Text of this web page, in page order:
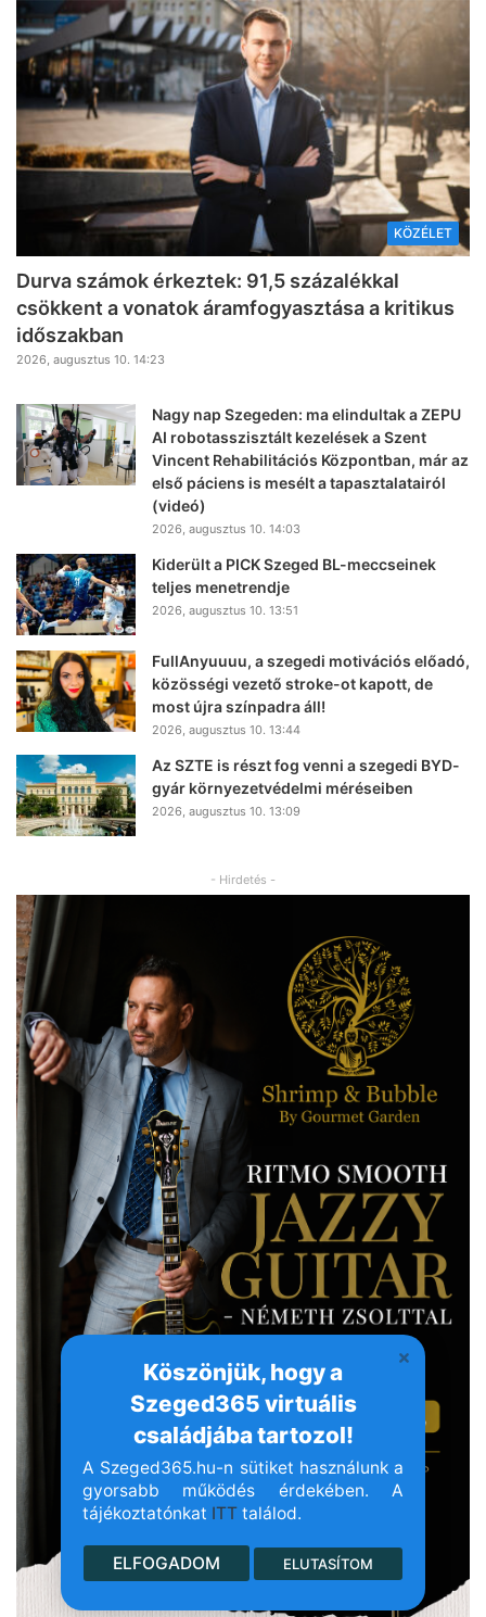
Köszönjük, hogy a
Szeged365 virtuális
családjába tartozol!
A Szeged365.hu-n sütiket használunk a
gyorsabb működés érdekében. A
tájékoztatónkat ITT találod.
ELFOGADOM ELUTASÍTOM
KÖZÉLET
Durva számok érkeztek: 91,5 százalékkal
csökkent a vonatok áramfogyasztása a kritikus
időszakban
2026, augusztus 10. 14:23
Nagy nap Szegeden: ma elindultak a ZEPU
AI robotasszisztált kezelések a Szent
Vincent Rehabilitációs Központban, már az
első páciens is mesélt a tapasztalatairól
(videó)
2026, augusztus 10. 14:03
Kiderült a PICK Szeged BL-meccseinek
teljes menetrendje
2026, augusztus 10. 13:51
FullAnyuuuu, a szegedi motivációs előadó,
közösségi vezető stroke-ot kapott, de
most újra színpadra áll!
2026, augusztus 10. 13:44
Az SZTE is részt fog venni a szegedi BYD-
gyár környezetvédelmi méréseiben
2026, augusztus 10. 13:09
- Hirdetés -